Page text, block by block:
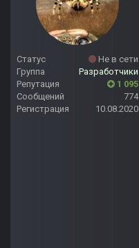
Статус
Не в сети
Группа
Разработчики
Репутация
1 095
Сообщений
774
Регистрация
10.08.2020